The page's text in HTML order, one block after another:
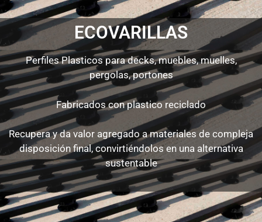
ECOVARILLAS
Perfiles Plasticos para decks, muebles, muelles,
pergolas, portones
Fabricados con plastico reciclado
Recupera y da valor agregado a materiales de compleja
disposición final, convirtiéndolos en una alternativa
sustentable